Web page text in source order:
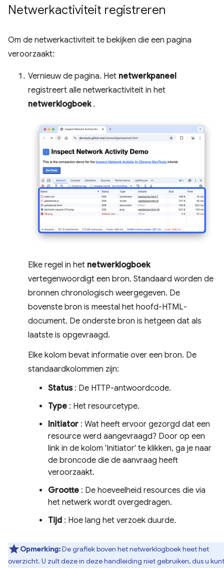
Netwerkactiviteit registreren
Om de netwerkactiviteit te bekijken die een pagina
veroorzaakt:
Vernieuw de pagina. Het netwerkpaneel
registreert alle netwerkactiviteit in het
netwerklogboek.
Elke regel in het netwerklogboek
vertegenwoordigt een bron. Standaard worden de
bronnen chronologisch weergegeven. De
bovenste bron is meestal het hoofd-HTML-
document. De onderste bron is hetgeen dat als
laatste is opgevraagd.
Elke kolom bevat informatie over een bron. De
standaardkolommen zijn:
Status: De HTTP-antwoordcode.
Type : Het resourcetype.
Initiator : Wat heeft ervoor gezorgd dat een
resource werd aangevraagd? Door op een
link in de kolom 'Initiator' te klikken, ga je naar
de broncode die de aanvraag heeft
veroorzaakt.
Grootte : De hoeveelheid resources die via
het netwerk wordt overgedragen.
Tijd : Hoe lang het verzoek duurde.
Opmerking:De grafiek boven het netwerklogboek heet het
overzicht. U zult deze in deze handleiding niet gebruiken, dus u kunt